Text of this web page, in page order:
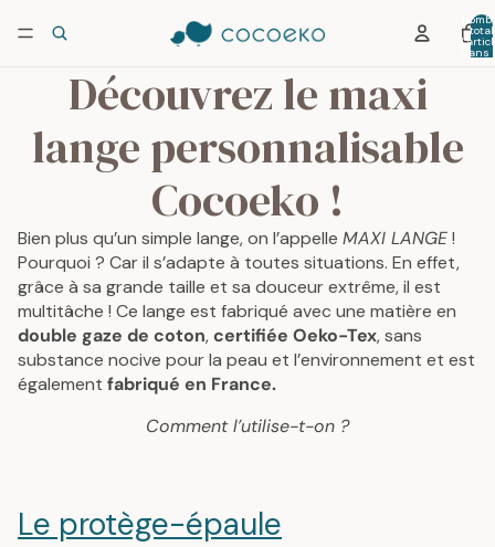
total
dans
Découvrez le maxi
lange personnalisable
Cocoeko !
Bien plus qu’un simple lange, on l’appelle MAXI LANGE!
Pourquoi ? Car il s’adapte à toutes situations. En effet,
grâce à sa grande taille et sa douceur extrême, il est
multitâche ! Ce lange est fabriqué avec une matière en
double gaze de coton,certifiée Oeko-Tex, sans
substance nocive pour la peau et l’environnement et est
également fabriqué en France.
Comment l’utilise-t-on ?
Le protège-épaule